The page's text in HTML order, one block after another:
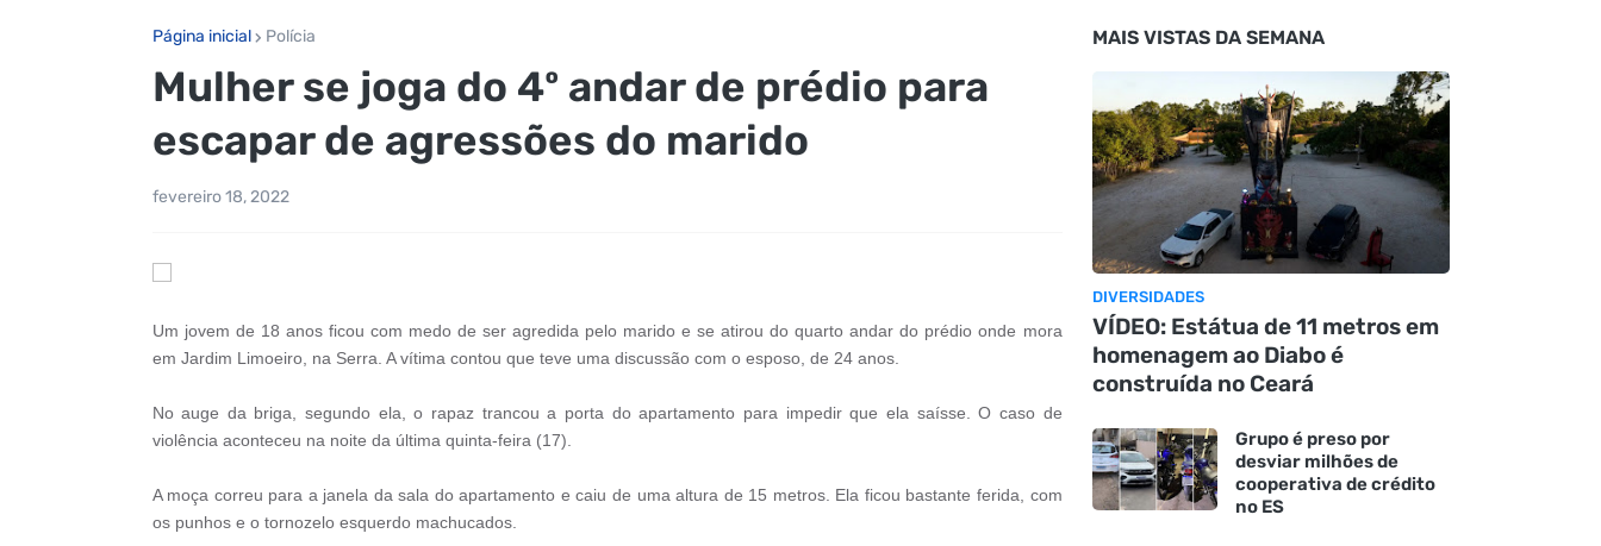
Página inicial Polícia
Mulher se joga do 4º andar de prédio para
escapar de agressões do marido
fevereiro 18, 2022
Um jovem de 18 anos ficou com medo de ser agredida pelo marido e se atirou do quarto andar do prédio onde mora
em Jardim Limoeiro, na Serra. A vítima contou que teve uma discussão com o esposo, de 24 anos.
No auge da briga, segundo ela, o rapaz trancou a porta do apartamento para impedir que ela saísse. O caso de
violência aconteceu na noite da última quinta-feira (17).
A moça correu para a janela da sala do apartamento e caiu de uma altura de 15 metros. Ela ficou bastante ferida, com
os punhos e o tornozelo esquerdo machucados.
MAIS VISTAS DA SEMANA
DIVERSIDADES
VÍDEO: Estátua de 11 metros em
homenagem ao Diabo é
construída no Ceará
Grupo é preso por
desviar milhões de
cooperativa de crédito
no ES